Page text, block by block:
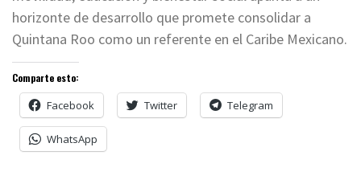
horizonte de desarrollo que promete consolidar a
Quintana Roo como un referente en el Caribe Mexicano.
Comparte esto:
Facebook Twitter Telegram
WhatsApp